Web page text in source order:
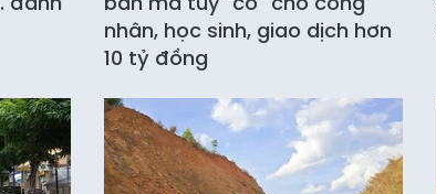
nhân, học sinh, giao dịch hơn
10 tỷ đồng